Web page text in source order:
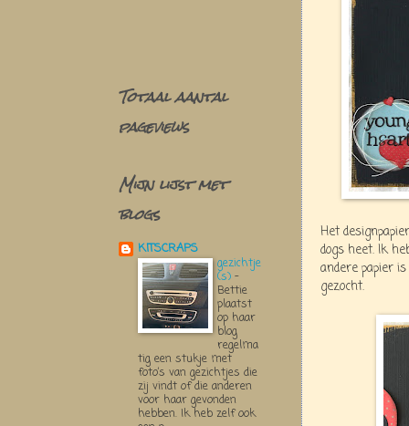
Het
dogs heet. Ik
andere papier
gezocht.
Totaal aantal
pageviews
Mijn lijst met
blogs
KITSCRAPS
gezichtje
(s) -
Bettie
plaatst
op haar
blog
regelma
tig een stukje met
foto’s van gezichtjes die
zij vindt of die anderen
voor haar gevonden
hebben. Ik heb zelf ook